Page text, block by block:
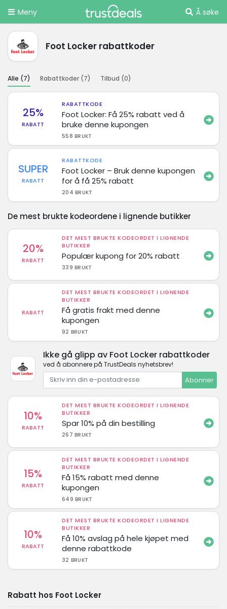
Meny Å søke
Foot Locker rabattkoder
Alle (7) Rabattkoder (7) Tilbud (0)
25%
RABATT
RABATTKODE
Foot Locker: Få 25% rabatt ved å
bruke denne kupongen
558 BRUKT
SUPER
RABATT
RABATTKODE
Foot Locker – Bruk denne kupongen
for å få 25% rabatt
204 BRUKT
De mest brukte kodeordene i lignende butikker
20%
RABATT
DET MEST BRUKTE KODEORDET I LIGNENDE
BUTIKKER
Populær kupong for 20% rabatt
339 BRUKT
RABATT
DET MEST BRUKTE KODEORDET I LIGNENDE
BUTIKKER
Få gratis frakt med denne
kupongen
92 BRUKT
Ikke gå glipp av Foot Locker rabattkoder
ved å abonnere på TrustDeals nyhetsbrev!
Abonner
10%
RABATT
DET MEST BRUKTE KODEORDET I LIGNENDE
BUTIKKER
Spar 10% på din bestilling
267 BRUKT
15%
RABATT
DET MEST BRUKTE KODEORDET I LIGNENDE
BUTIKKER
Få 15% rabatt med denne
kupongen
649 BRUKT
10%
RABATT
DET MEST BRUKTE KODEORDET I LIGNENDE
BUTIKKER
Få 10% avslag på hele kjøpet med
denne rabattkode
32 BRUKT
Rabatt hos Foot Locker